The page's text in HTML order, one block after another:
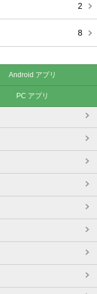
2
8
Android アプリ
PC アプリ